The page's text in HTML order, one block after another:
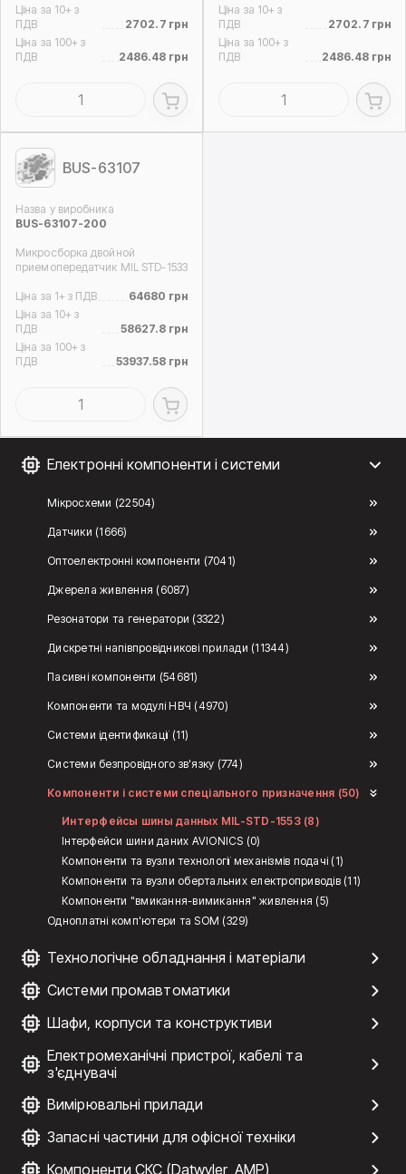
Електронні компоненти і системи
Мікросхеми (22504)
Датчики (1666)
Оптоелектронні компоненти (7041)
Джерела живлення (6087)
Резонатори та генератори (3322)
Дискретні напівпровідникові прилади (11344)
Пасивні компоненти (54681)
Компоненти та модулі НВЧ (4970)
Системи ідентификації (11)
Системи безпровідного зв'язку (774)
Компоненти і системи спеціального призначення (50)
Интерфейсы шины данных MIL-STD-1553 (8)
Інтерфейси шини даних AVIONICS (0)
Компоненти та вузли технології механізмів подачі (1)
Компоненти та вузли обертальних електроприводів (11)
Компоненти "вмикання-вимикання" живлення (5)
Одноплатні комп'ютери та SOM (329)
Технологічне обладнання і матеріали
Системи промавтоматики
Шафи, корпуси та конструктиви
Електромеханічні пристрої, кабелі та
з'єднувачі
Вимірювальні прилади
Запасні частини для офісної техніки
Компоненти СКС (Datwyler, AMP)
Ціна за 10+ з
ПДВ
2702.7 грн
Ціна за 100+ з
ПДВ
2486.48 грн
Ціна за 10+ з
ПДВ
2702.7 грн
Ціна за 100+ з
ПДВ
2486.48 грн
BUS-63107
Назва у виробника
BUS-63107-200
Микросборка двойной
приемопередатчик MIL STD-1533
Ціна за 1+ з ПДВ
64680 грн
Ціна за 10+ з
ПДВ
58627.8 грн
Ціна за 100+ з
ПДВ
53937.58 грн